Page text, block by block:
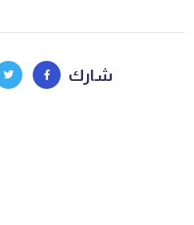
شارك